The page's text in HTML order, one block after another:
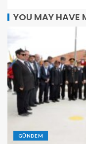
YOU MAY HAVE
GÜNDEM